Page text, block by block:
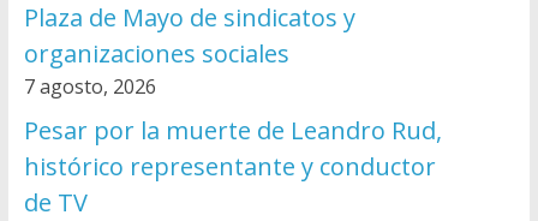
Plaza de Mayo de sindicatos y
organizaciones sociales
7 agosto, 2026
Pesar por la muerte de Leandro Rud,
histórico representante y conductor
de TV